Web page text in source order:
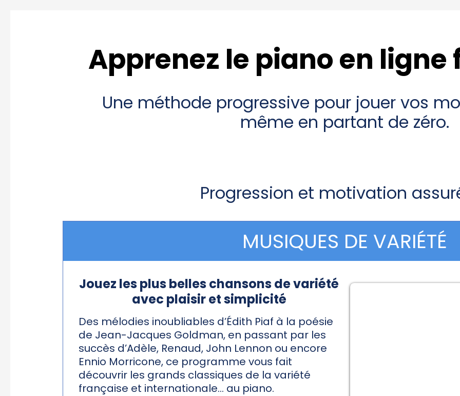
Apprenez le piano en
Une méthode progressive pour jouer vos
même en partant de zéro.
Progression et motivation
MUSIQUES DE VARIÉTÉ
Jouez les plus belles chansons de variété
avec plaisir et simplicité
Des mélodies inoubliables d’Édith Piaf à la poésie
de Jean-Jacques Goldman, en passant par les
succès d’Adèle, Renaud, John Lennon ou encore
Ennio Morricone, ce programme vous fait
découvrir les grands classiques de la variété
française et internationale… au piano.